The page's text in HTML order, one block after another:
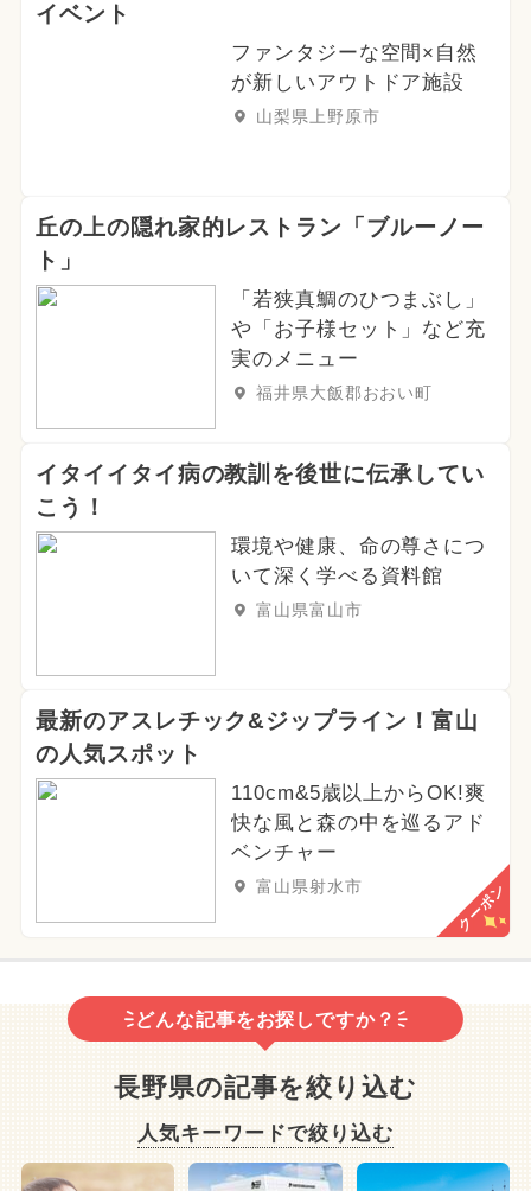
イベント
ファンタジーな空間×自然
が新しいアウトドア施設
山梨県上野原市
丘の上の隠れ家的レストラン「ブルーノー
ト」
「若狭真鯛のひつまぶし」
や「お子様セット」など充
実のメニュー
福井県大飯郡おおい町
イタイイタイ病の教訓を後世に伝承してい
こう！
環境や健康、命の尊さにつ
いて深く学べる資料館
富山県富山市
最新のアスレチック&ジップライン！富山
の人気スポット
110cm&5歳以上からOK!爽
快な風と森の中を巡るアド
ベンチャー
富山県射水市 クーポン
どんな記事をお探しですか？
長野県の記事を絞り込む
人気キーワードで絞り込む